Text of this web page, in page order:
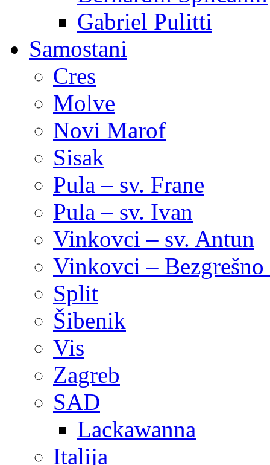
Gabriel Pulitti
Samostani
Cres
Molve
Novi Marof
Sisak
Pula – sv. Frane
Pula – sv. Ivan
Vinkovci – sv. Antun
Vinkovci –
Split
Šibenik
Vis
Zagreb
SAD
Lackawanna
Italija